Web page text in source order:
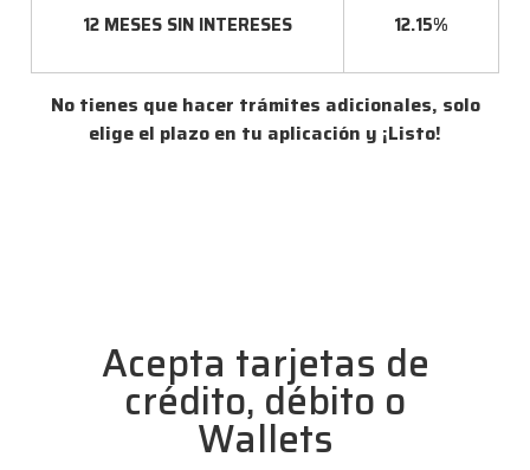
12 MESES SIN INTERESES 12.15%
No tienes que hacer trámites adicionales, solo
elige el plazo en tu aplicación y ¡Listo!
Acepta tarjetas de
crédito, débito o
Wallets